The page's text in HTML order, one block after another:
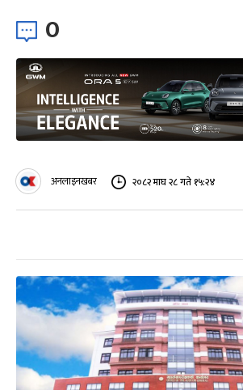
0
अनलाइनखबर २०८२ माघ २८ गते १५:२४